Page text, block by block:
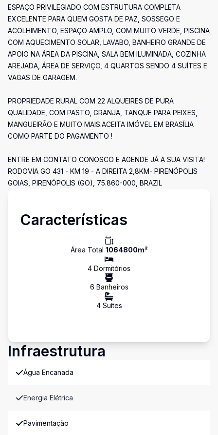
ESPAÇO PRIVILEGIADO COM ESTRUTURA COMPLETA
EXCELENTE PARA QUEM GOSTA DE PAZ, SOSSEGO E
ACOLHIMENTO, ESPAÇO AMPLO, COM MUITO VERDE, PISCINA
COM AQUECIMENTO SOLAR, LAVABO, BANHEIRO GRANDE DE
APOIO NA ÁREA DA PISCINA, SALA BEM ILUMINADA, COZINHA
AREJADA, ÁREA DE SERVIÇO, 4 QUARTOS SENDO 4 SUÍTES E
VAGAS DE GARAGEM.
PROPRIEDADE RURAL COM 22 ALQUEIRES DE PURA
QUALIDADE, COM PASTO, GRANJA, TANQUE PARA PEIXES,
MANGUEIRÃO E MUITO MAIS.ACEITA IMÓVEL EM BRASÍLIA
COMO PARTE DO PAGAMENTO !
ENTRE EM CONTATO CONOSCO E AGENDE JÁ A SUA VISITA!
RODOVIA GO 431 - KM 19 - A DIREITA 2,8KM- PIRENÓPOLIS
GOIAS, PIRENÓPOLIS (GO), 75.860-000, BRAZIL
Características
Área Total 1064800m²
4 Dormitórios
6 Banheiros
4Suítes
Infraestrutura
Água Encanada
Energia Elétrica
Pavimentação